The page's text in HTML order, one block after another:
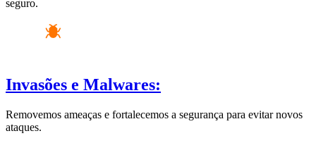
seguro.
Invasões e Malwares:
Removemos ameaças e fortalecemos a segurança para evitar novos
ataques.